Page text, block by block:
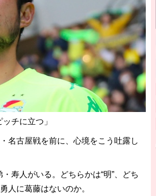
チに立つ」
名古屋戦を前に、心境をこう吐露し
寿人がいる。どちらかは“明”、どち
人に葛藤はないのか。